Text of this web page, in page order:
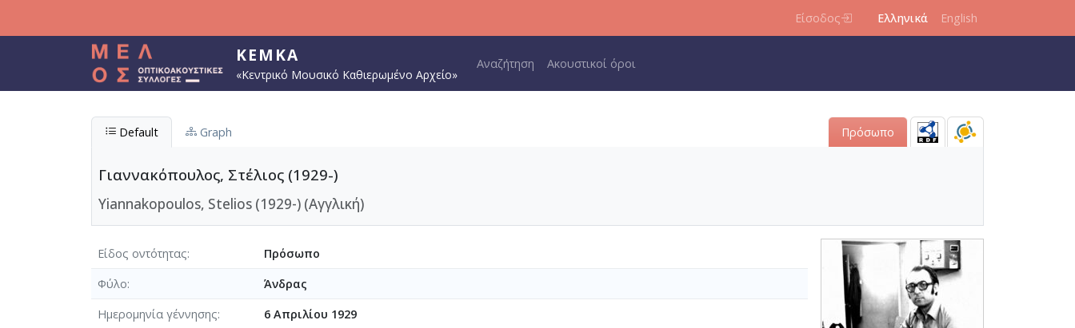
Είσοδος Ελληνικά English
ΚΕΜΚΑ
«Κεντρικό Μουσικό Καθιερωμένο Αρχείο»
Main navigation
Αναζήτηση Ακουστικοί όροι
Default Graph Πρόσωπο
Γιαννακόπουλος, Στέλιος (1929-)
Yiannakopoulos, Stelios (1929-) (Αγγλική)
Είδος οντότητας
Πρόσωπο
Φύλο
Άνδρας
Ημερομηνία γέννησης
6 Απριλίου 1929